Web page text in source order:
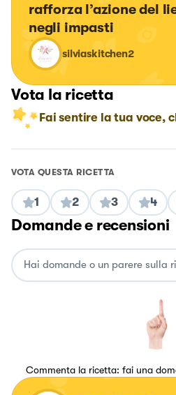
rafforza l’azione del
negli impasti
silviaskitchen2
Vota la ricetta
Fai sentire la tua voce,
VOTA QUESTA RICETTA
1 2 3 4
Domande e recensioni
Commenta la ricetta: fai una